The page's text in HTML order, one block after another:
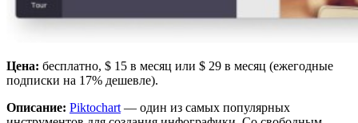
Цена: бесплатно, $ 15 в месяц или $ 29 в месяц (ежегодные
подписки на 17% дешевле).
Описание: Piktochart — один из самых популярных